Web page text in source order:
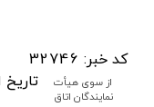
کد خبر: 32746
تاریخ
از سوی هیأت
نمایندگان اتاق